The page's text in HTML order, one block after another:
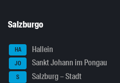
Salzburgo
HA Hallein
JO Sankt Johann im Pongau
S Salzburg – Stadt